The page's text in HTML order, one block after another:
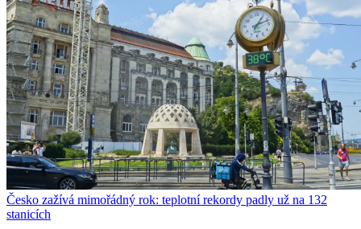
Česko zažívá mimořádný rok: teplotní rekordy padly už na 132
stanicích